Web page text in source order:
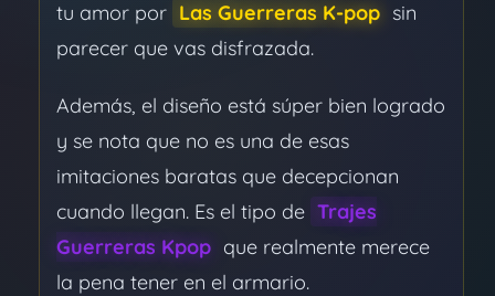
tu amor por Las Guerreras K-pop sin
parecer que vas disfrazada.
Además, el diseño está súper bien logrado
y se nota que no es una de esas
imitaciones baratas que decepcionan
cuando llegan. Es el tipo de Trajes
Guerreras Kpop que realmente merece
la pena tener en el armario.